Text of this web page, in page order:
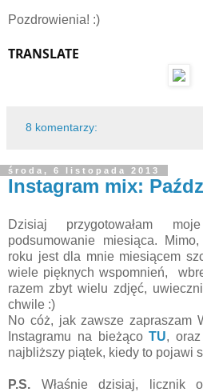
Pozdrowienia! :)
TRANSLATE
8 komentarzy:
środa, 6 listopada 2013
Instagram mix:
Dzisiaj przygotowałam
podsumowanie miesiąca.
roku jest dla mnie miesiącem
wiele pięknych wspomnień,
razem zbyt wielu zdjęć,
chwile :)
No cóż, jak zawsze zapraszam
Instagramu na bieżącoTU,
najbliższy piątek, kiedy to pojawi
P.S. Właśnie dzisiaj, licznik